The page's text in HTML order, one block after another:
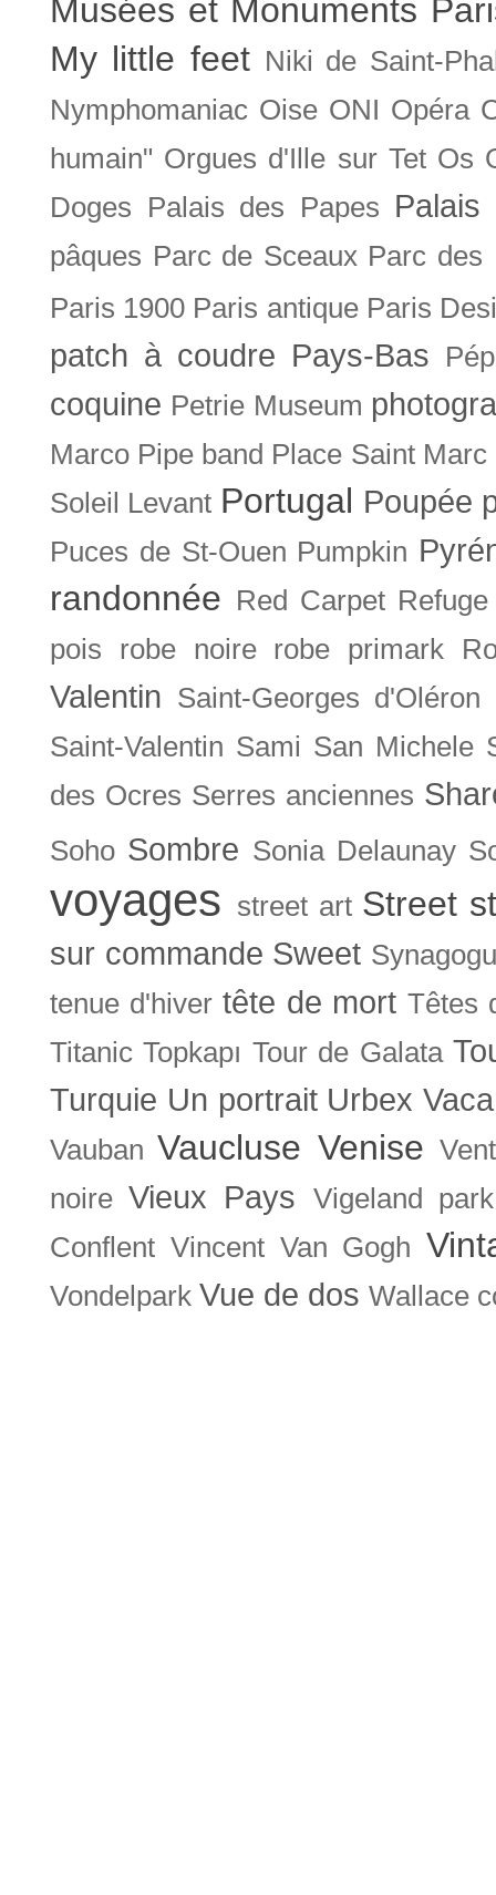
Musées et Monuments
My little feet Niki de Saint-
Nymphomaniac Oise ONI Opéra
humain" Orgues d'Ille sur Tet Os
Doges
Palais des Papes Palais
pâques Parc de Sceaux Parc des
Paris 1900 Paris antique Paris
patch à coudre Pays-Bas
coquine Petrie Museum
Marco Pipe band Place Saint Marc
Soleil Levant Portugal Poupée
Puces de St-Ouen Pumpkin
randonnée Red Carpet Refuge
pois
robe noire robe primark
Valentin Saint-Georges d'Oléron
Saint-Valentin Sami San Michele
des Ocres Serres anciennes
Soho Sombre Sonia Delaunay
voyages street art Street
sur commande Sweet
tenue d'hiver tête de mort Têtes
Titanic Topkapı Tour de Galata
Turquie Un portrait Urbex
Vauban Vaucluse Venise
noire Vieux Pays
Vigeland park
Conflent Vincent Van Gogh
Vondelpark Vue de dos Wallace